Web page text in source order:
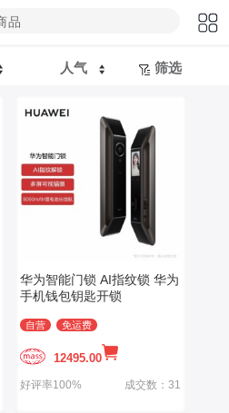
人气 筛选
华为智能门锁 AI指纹锁 华为
手机钱包钥匙开锁
自营 免运费
12495.00
好评率100% 成交数：31